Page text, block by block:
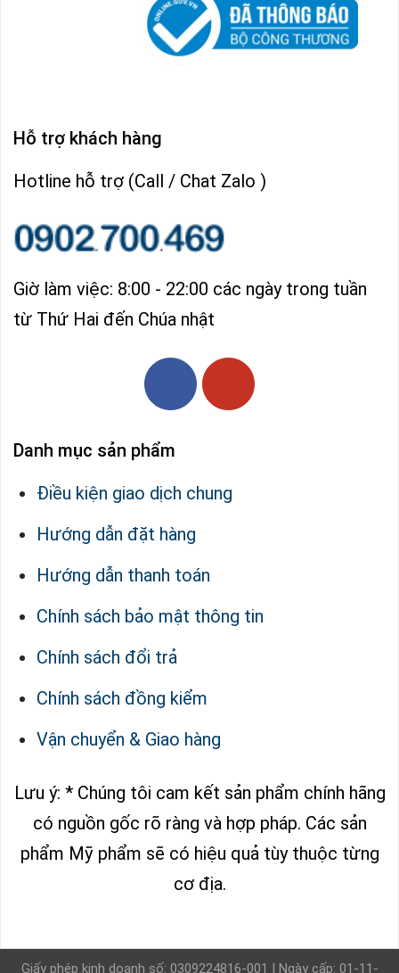
Hỗ trợ khách hàng
Hotline hỗ trợ (Call / Chat Zalo )
Giờ làm việc: 8:00 - 22:00 các ngày trong tuần
từ Thứ Hai đến Chúa nhật
Danh mục sản phẩm
Điều kiện giao dịch chung
Hướng dẫn đặt hàng
Hướng dẫn thanh toán
Chính sách bảo mật thông tin
Chính sách đổi trả
Chính sách đồng kiểm
Vận chuyển & Giao hàng
Lưu ý: * Chúng tôi cam kết sản phẩm chính hãng
có nguồn gốc rõ ràng và hợp pháp. Các sản
phẩm Mỹ phẩm sẽ có hiệu quả tùy thuộc từng
cơ địa.
Giấy phép kinh doanh số: 0309224816-001 | Ngày cấp: 01-11-